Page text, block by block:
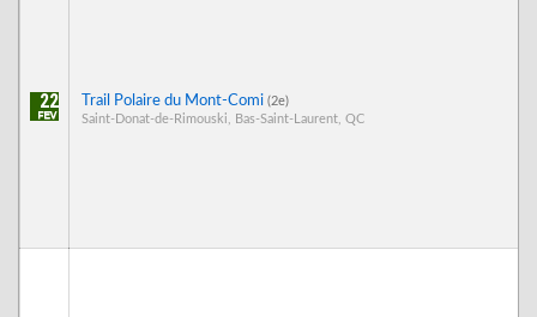
22 Trail Polaire du Mont-Comi (2e)
Saint-Donat-de-Rimouski, Bas-Saint-Laurent, QC